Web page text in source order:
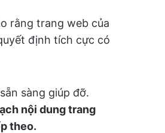
rằng trang web của
định tích cực có
sàng giúp đỡ.
nội dung trang
theo.